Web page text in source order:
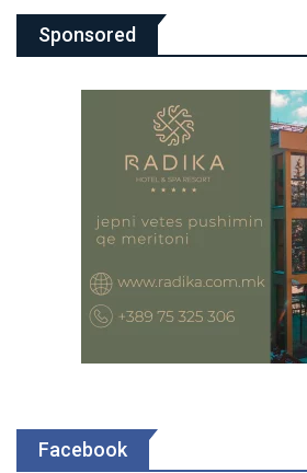
Sponsored
Facebook